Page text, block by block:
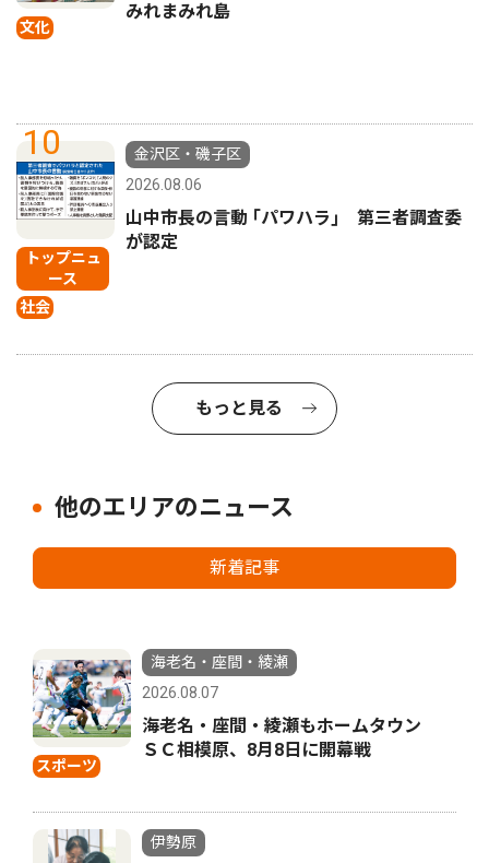
文化
みれまみれ島
10
トップニュ
ース
社会
金沢区・磯子区
2026.08.06
山中市長の言動 ｢パワハラ｣ 第三者調査委
が認定
もっと見る
他のエリアのニュース
新着記事
スポーツ
海老名・座間・綾瀬
2026.08.07
海老名・座間・綾瀬もホームタウン
ＳＣ相模原、8月8日に開幕戦
伊勢原